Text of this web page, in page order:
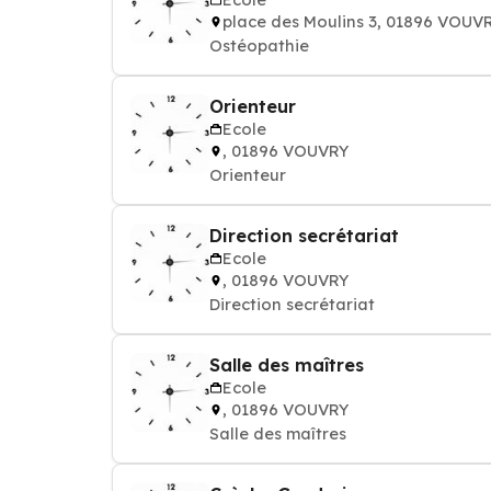
place des Moulins 3, 01896
Ostéopathie
Orienteur
Ecole
, 01896 VOUVRY
Orienteur
Direction secrétariat
Ecole
, 01896 VOUVRY
Direction secrétariat
Salle des maîtres
Ecole
, 01896 VOUVRY
Salle des maîtres